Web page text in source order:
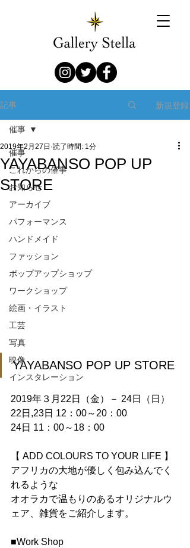
記事 新規登録
催事
これからの催事
お知らせ
アーカイブ
パフォーマンス
ハンドメイド
ファッション
ポップアップショップ
ワークショップ
絵画・イラスト
工芸
写真
映像
インスタレーション
催事
YAYABANSO POP UP
STORE
2019年2月27日 読了時間: 1分
YAYABANSO POP UP STORE
2019年３月22日（金）－ 24日（日）
22日,23日 12：00～20：00
24日 11：00～18：00
【 ADD COLOURS TO YOUR LIFE 】
アフリカの大地が優しく包み込んでく
れるような
オオラカで温もりのあるオリジナルウ
ェア、雑貨をご紹介します。
■Work Shop